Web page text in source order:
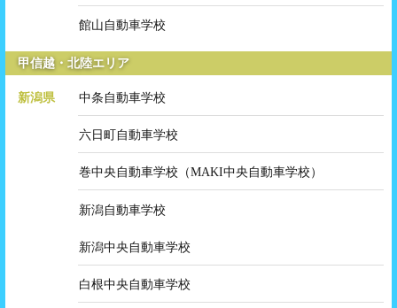
館山自動車学校
甲信越・北陸エリア
新潟県 中条自動車学校
六日町自動車学校
巻中央自動車学校（MAKI中央自動車学校）
新潟自動車学校
新潟中央自動車学校
白根中央自動車学校